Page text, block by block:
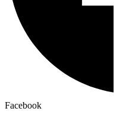
Facebook